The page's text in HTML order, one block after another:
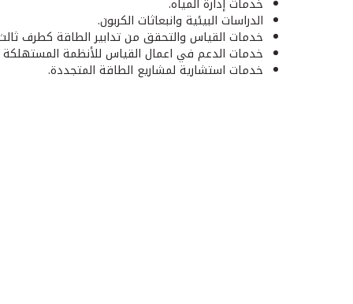
خدمات إدارة المياه.
الدراسات البيئية وانبعاثات الكربون.
خدمات القياس والتحقق من تدابير الطاقة كطرف
خدمات الدعم في اعمال القياس للأنظمة المستهلكة
خدمات استشارية لمشاريع الطاقة المتجددة.